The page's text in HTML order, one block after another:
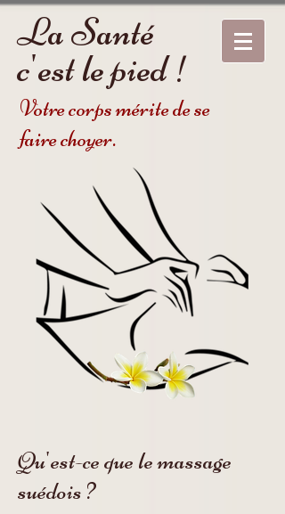
La Santé
c'est le pied !
Votre corps mérite de se
faire choyer.
Qu'est-ce que le massage
suédois ?